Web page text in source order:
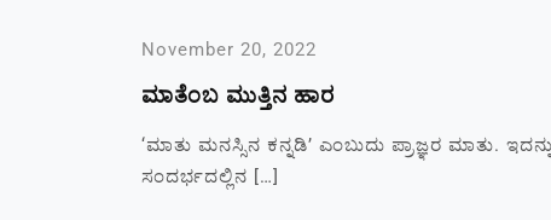
November 20, 2022
ಮಾತೆಂಬ ಮುತ್ತಿನ ಹಾರ
‘ಮಾತು ಮನಸ್ಸಿನ ಕನ್ನಡಿ’ ಎಂಬುದು ಪ್ರಾಜ್ಞರ ಮಾತು.
ಸಂದರ್ಭದಲ್ಲಿನ […]